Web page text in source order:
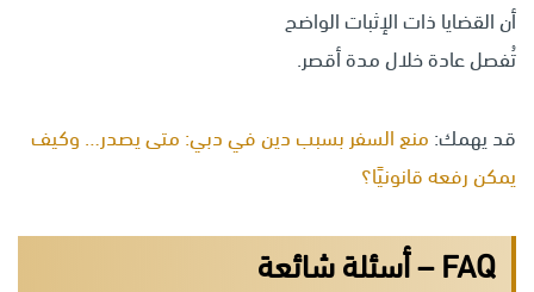
أن القضايا ذات الإثبات الواضح
تُفصل عادة خلال مدة أقصر.
قد يهمك: منع السفر بسبب دين في دبي: متى يصدر… وكيف
يمكن رفعه قانونيًا؟
FAQ – أسئلة شائعة